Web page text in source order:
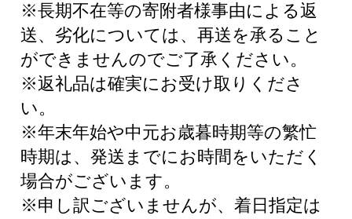
※長期不在等の寄附者様事由による返
送、劣化については、再送を承ること
ができませんのでご了承ください。
※返礼品は確実にお受け取りくださ
い。
※年末年始や中元お歳暮時期等の繁忙
時期は、発送までにお時間をいただく
場合がございます。
※申し訳ございませんが、着日指定は